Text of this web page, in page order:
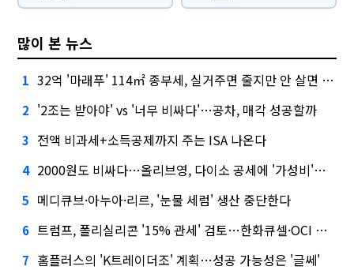
많이 본 뉴스
1 32억 '마래푸' 114㎡ 종부세, 실거주면 줄지만 안 살면 2.5배
2 '2조는 받아야' vs '너무 비싸다'…공차, 매각 성공할까
3 전액 비과세+소득공제까지 주는 ISA 나온다
4 2000원도 비싸다…올리브영, 다이소 공세에 '가성비'로 맞불
5 메디큐브·아누아·리르, '눈물 세럼' 생산 중단한다
6 트럼프, 폴리실리콘 '15% 관세' 검토…한화큐셀·OCI 영향은?
7 홈플러스의 'K트레이더조' 계획…성공 가능성은 '글쎄'